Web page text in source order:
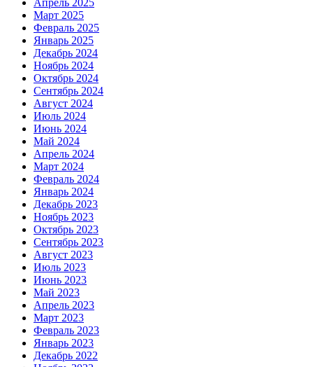
Март 2025
Февраль 2025
Январь 2025
Декабрь 2024
Ноябрь 2024
Октябрь 2024
Сентябрь 2024
Август 2024
Июль 2024
Июнь 2024
Май 2024
Апрель 2024
Март 2024
Февраль 2024
Январь 2024
Декабрь 2023
Ноябрь 2023
Октябрь 2023
Сентябрь 2023
Август 2023
Июль 2023
Июнь 2023
Май 2023
Апрель 2023
Март 2023
Февраль 2023
Январь 2023
Декабрь 2022